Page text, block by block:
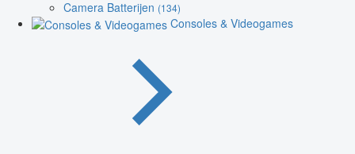
Camera Batterijen (134)
Consoles & Videogames